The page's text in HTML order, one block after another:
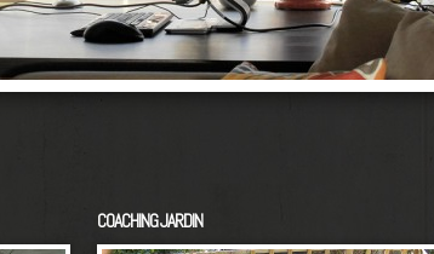
COACHING JARDIN